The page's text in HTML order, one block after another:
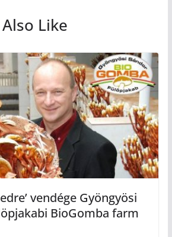
Like
vendége Gyöngyösi
BioGomba farm